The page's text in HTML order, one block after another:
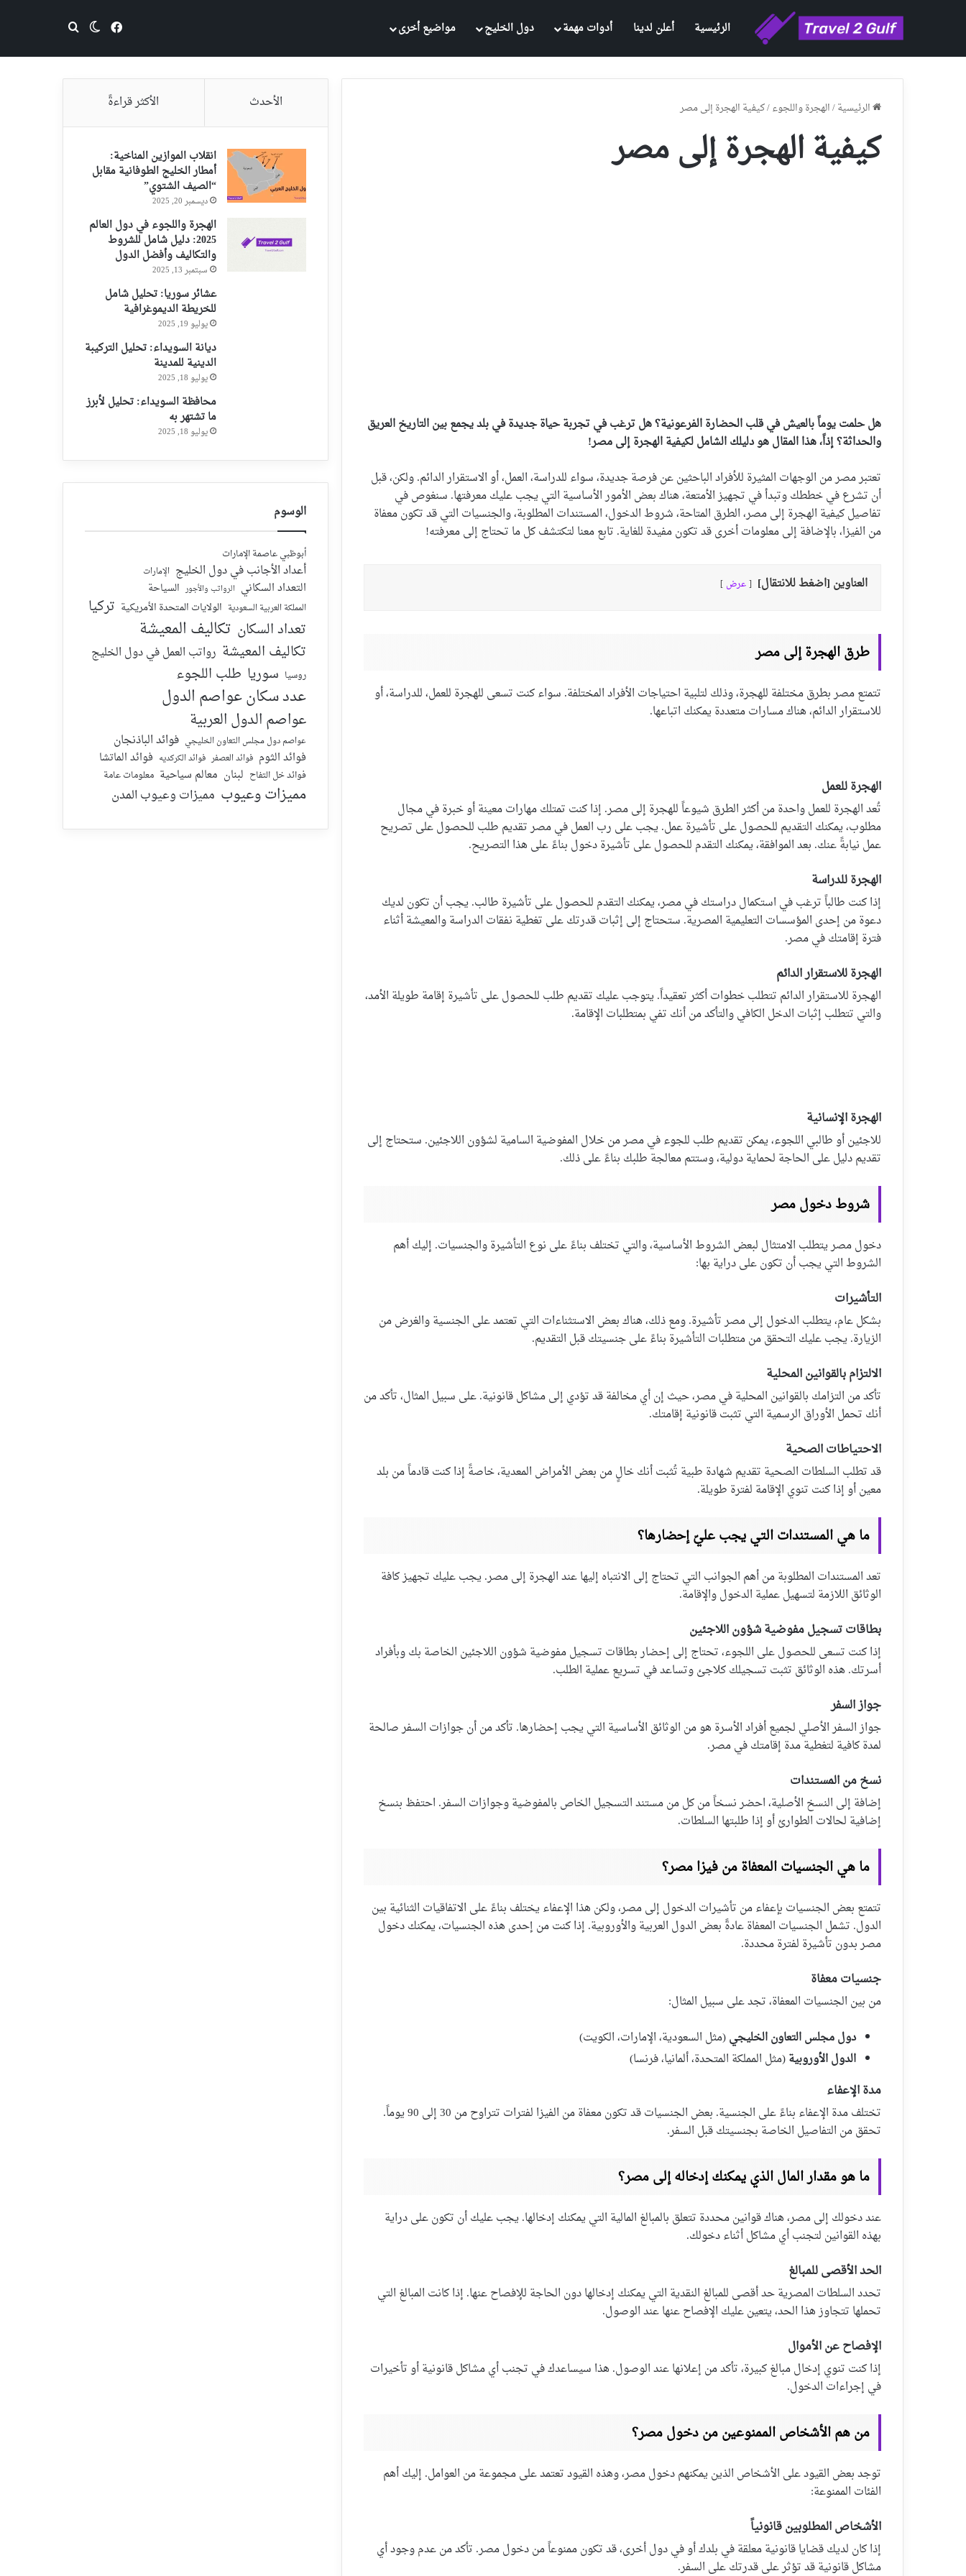
الرئيسية أعلن لدينا أدوات مهمة دول الخليج مواضيع أخرى فيسبوكالوضع المظلم
بحث عن
الرئيسية/الهجرة واللجوء/كيفية الهجرة إلى مصر
كيفية الهجرة إلى مصر
هل حلمت يوماً بالعيش في قلب الحضارة الفرعونية؟ هل ترغب في تجربة حياة جديدة في بلد يجمع بين التاريخ العريق
والحداثة؟ إذاً، هذا المقال هو دليلك الشامل لكيفية الهجرة إلى مصر!
تعتبر مصر من الوجهات المثيرة للأفراد الباحثين عن فرصة جديدة، سواء للدراسة، العمل، أو الاستقرار الدائم. ولكن، قبل
أن تشرع في خططك وتبدأ في تجهيز الأمتعة، هناك بعض الأمور الأساسية التي يجب عليك معرفتها. سنغوص في
تفاصيل كيفية الهجرة إلى مصر، الطرق المتاحة، شروط الدخول، المستندات المطلوبة، والجنسيات التي قد تكون معفاة
من الفيزا، بالإضافة إلى معلومات أخرى قد تكون مفيدة للغاية. تابع معنا لتكتشف كل ما تحتاج إلى معرفته!
العناوين [اضغط للانتقال] عرض
طرق الهجرة إلى مصر
تتمتع مصر بطرق مختلفة للهجرة، وذلك لتلبية احتياجات الأفراد المختلفة. سواء كنت تسعى للهجرة للعمل، للدراسة، أو
للاستقرار الدائم، هناك مسارات متعددة يمكنك اتباعها.
الهجرة للعمل
تُعد الهجرة للعمل واحدة من أكثر الطرق شيوعاً للهجرة إلى مصر. إذا كنت تمتلك مهارات معينة أو خبرة في مجال
مطلوب، يمكنك التقديم للحصول على تأشيرة عمل. يجب على رب العمل في مصر تقديم طلب للحصول على تصريح
عمل نيابةً عنك. بعد الموافقة، يمكنك التقدم للحصول على تأشيرة دخول بناءً على هذا التصريح.
الهجرة للدراسة
إذا كنت طالباً ترغب في استكمال دراستك في مصر، يمكنك التقدم للحصول على تأشيرة طالب. يجب أن تكون لديك
دعوة من إحدى المؤسسات التعليمية المصرية. ستحتاج إلى إثبات قدرتك على تغطية نفقات الدراسة والمعيشة أثناء
فترة إقامتك في مصر.
الهجرة للاستقرار الدائم
الهجرة للاستقرار الدائم تتطلب خطوات أكثر تعقيداً. يتوجب عليك تقديم طلب للحصول على تأشيرة إقامة طويلة الأمد،
والتي تتطلب إثبات الدخل الكافي والتأكد من أنك تفي بمتطلبات الإقامة.
الهجرة الإنسانية
للاجئين أو طالبي اللجوء، يمكن تقديم طلب للجوء في مصر من خلال المفوضية السامية لشؤون اللاجئين. ستحتاج إلى
تقديم دليل على الحاجة لحماية دولية، وستتم معالجة طلبك بناءً على ذلك.
شروط دخول مصر
دخول مصر يتطلب الامتثال لبعض الشروط الأساسية، والتي تختلف بناءً على نوع التأشيرة والجنسيات. إليك أهم
الشروط التي يجب أن تكون على دراية بها:
التأشيرات
بشكل عام، يتطلب الدخول إلى مصر تأشيرة. ومع ذلك، هناك بعض الاستثناءات التي تعتمد على الجنسية والغرض من
الزيارة. يجب عليك التحقق من متطلبات التأشيرة بناءً على جنسيتك قبل التقديم.
الالتزام بالقوانين المحلية
تأكد من التزامك بالقوانين المحلية في مصر، حيث إن أي مخالفة قد تؤدي إلى مشاكل قانونية. على سبيل المثال، تأكد من
أنك تحمل الأوراق الرسمية التي تثبت قانونية إقامتك.
الاحتياطات الصحية
قد تطلب السلطات الصحية تقديم شهادة طبية تُثبت أنك خالٍ من بعض الأمراض المعدية، خاصةً إذا كنت قادماً من بلد
معين أو إذا كنت تنوي الإقامة لفترة طويلة.
ما هي المستندات التي يجب عليّ إحضارها؟
تعد المستندات المطلوبة من أهم الجوانب التي تحتاج إلى الانتباه إليها عند الهجرة إلى مصر. يجب عليك تجهيز كافة
الوثائق اللازمة لتسهيل عملية الدخول والإقامة.
بطاقات تسجيل مفوضية شؤون اللاجئين
إذا كنت تسعى للحصول على اللجوء، تحتاج إلى إحضار بطاقات تسجيل مفوضية شؤون اللاجئين الخاصة بك وبأفراد
أسرتك. هذه الوثائق تثبت تسجيلك كلاجئ وتساعد في تسريع عملية الطلب.
جواز السفر
جواز السفر الأصلي لجميع أفراد الأسرة هو من الوثائق الأساسية التي يجب إحضارها. تأكد من أن جوازات السفر صالحة
لمدة كافية لتغطية مدة إقامتك في مصر.
نسخ من المستندات
إضافة إلى النسخ الأصلية، احضر نسخاً من كل من مستند التسجيل الخاص بالمفوضية وجوازات السفر. احتفظ بنسخ
إضافية لحالات الطوارئ أو إذا طلبتها السلطات.
ما هي الجنسيات المعفاة من فيزا مصر؟
تتمتع بعض الجنسيات بإعفاء من تأشيرات الدخول إلى مصر، ولكن هذا الإعفاء يختلف بناءً على الاتفاقيات الثنائية بين
الدول. تشمل الجنسيات المعفاة عادةً بعض الدول العربية والأوروبية. إذا كنت من إحدى هذه الجنسيات، يمكنك دخول
مصر بدون تأشيرة لفترة محددة.
جنسيات معفاة
من بين الجنسيات المعفاة، تجد على سبيل المثال:
دول مجلس التعاون الخليجي(مثل السعودية، الإمارات، الكويت)
الدول الأوروبية(مثل المملكة المتحدة، ألمانيا، فرنسا)
مدة الإعفاء
تختلف مدة الإعفاء بناءً على الجنسية. بعض الجنسيات قد تكون معفاة من الفيزا لفترات تتراوح من 30 إلى 90 يوماً.
تحقق من التفاصيل الخاصة بجنسيتك قبل السفر.
ما هو مقدار المال الذي يمكنك إدخاله إلى مصر؟
عند دخولك إلى مصر، هناك قوانين محددة تتعلق بالمبالغ المالية التي يمكنك إدخالها. يجب عليك أن تكون على دراية
بهذه القوانين لتجنب أي مشاكل أثناء دخولك.
الحد الأقصى للمبالغ
تحدد السلطات المصرية حد أقصى للمبالغ النقدية التي يمكنك إدخالها دون الحاجة للإفصاح عنها. إذا كانت المبالغ التي
تحملها تتجاوز هذا الحد، يتعين عليك الإفصاح عنها عند الوصول.
الإفصاح عن الأموال
إذا كنت تنوي إدخال مبالغ كبيرة، تأكد من إعلانها عند الوصول. هذا سيساعدك في تجنب أي مشاكل قانونية أو تأخيرات
في إجراءات الدخول.
من هم الأشخاص الممنوعين من دخول مصر؟
توجد بعض القيود على الأشخاص الذين يمكنهم دخول مصر، وهذه القيود تعتمد على مجموعة من العوامل. إليك أهم
الفئات الممنوعة:
الأشخاص المطلوبين قانونياً
إذا كان لديك قضايا قانونية معلقة في بلدك أو في دول أخرى، قد تكون ممنوعاً من دخول مصر. تأكد من عدم وجود أي
مشاكل قانونية قد تؤثر على قدرتك على السفر.
الأحدث الأكثر قراءةً
انقلاب الموازين المناخية:
أمطار الخليج الطوفانية مقابل
“الصيف الشتوي”
ديسمبر 20, 2025
الهجرة واللجوء في دول العالم
2025: دليل شامل للشروط
والتكاليف وأفضل الدول
سبتمبر 13, 2025
عشائر سوريا: تحليل شامل
للخريطة الديموغرافية
يوليو 19, 2025
ديانة السويداء: تحليل التركيبة
الدينية للمدينة
يوليو 18, 2025
محافظة السويداء: تحليل لأبرز
ما تشتهر به
يوليو 18, 2025
الوسوم
أبوظبي عاصمة الإمارات
أعداد الأجانب في دول الخليج الإمارات
التعداد السكاني الرواتب والأجور السياحة
المملكة العربية السعودية الولايات المتحدة الأمريكية تركيا
تعداد السكان تكاليف المعيشة
تكاليف المعيشة رواتب العمل في دول الخليج
روسيا سوريا طلب اللجوء
عدد سكان عواصم الدول
عواصم الدول العربية
عواصم دول مجلس التعاون الخليجي فوائد الباذنجان
فوائد الثوم فوائد العصفر فوائد الكركديه فوائد الماتشا
فوائد خل التفاح لبنان معالم سياحية معلومات عامة
مميزات وعيوب مميزات وعيوب المدن